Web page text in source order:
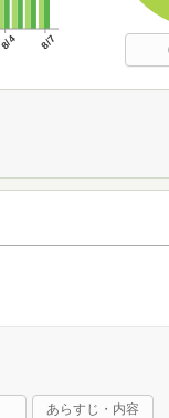
8/4 8/7
あらすじ・内容